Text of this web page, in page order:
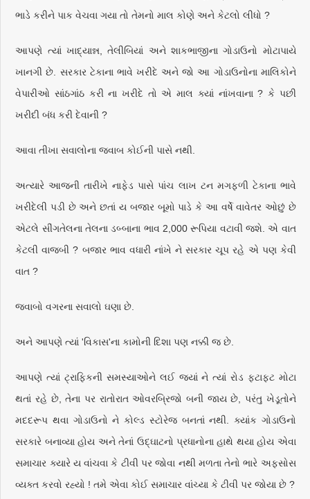
ભાડે કરીને પાક વેચવા ગયા તો તેમનો માલ કોણે અને કેટલો લીધો ?
આપણે ત્યાં ખાદ્યાન્ન, તેલીબિયાં અને શાકભાજીના ગોડાઉનો મોટાપાયે
ખાનગી છે. સરકાર ટેકાના ભાવે ખરીદે અને જો આ ગોડાઉનોના માલિકોને
વેપારીઓ સાંઠગાંઠ કરી ના ખરીદે તો એ માલ ક્યાં નાંખવાના ? કે પછી
ખરીદી બંધ કરી દેવાની ?
આવા તીખા સવાલોના જવાબ કોઈની પાસે નથી.
અત્યારે આજની તારીખે નાફેડ પાસે પાંચ લાખ ટન મગફળી ટેકાના ભાવે
ખરીદેલી પડી છે અને છતાં ય બજાર બૂમો પાડે કે આ વર્ષે વાવેતર ઓછું છે
એટલે સીંગતેલના તેલના ડબ્બાના ભાવ 2,000 રૂપિયા વટાવી જશે. એ વાત
કેટલી વાજબી ? બજાર ભાવ વધારી નાંખે ને સરકાર ચૂપ રહે એ પણ કેવી
વાત ?
જવાબો વગરના સવાલો ઘણા છે.
અને આપણે ત્યાં 'વિકાસ'ના કામોની દિશા પણ નક્કી જ છે.
આપણે ત્યાં ટ્રાફિકની સમસ્યાઓને લઈ જ્યાં ને ત્યાં રોડ ફટાફટ મોટા
થતાં રહે છે, તેના પર રાતોરાત ઓવરબ્રિજો બની જાય છે, પરંતુ ખેડૂતોને
મદદરૂપ થવા ગોડાઉનો ને કોલ્ડ સ્ટોરેજ બનતાં નથી. ક્યાંક ગોડાઉનો
સરકારે બનાવ્યા હોય અને તેનાં ઉદ્ઘાટનો પ્રધાનોના હાથે થયા હોય એવા
સમાચાર ક્યારે ય વાંચવા કે ટીવી પર જોવા નથી મળતા તેનો ભારે અફસોસ
વ્યક્ત કરવો રહ્યો ! તમે એવા કોઈ સમાચાર વાંચ્યા કે ટીવી પર જોયા છે ?